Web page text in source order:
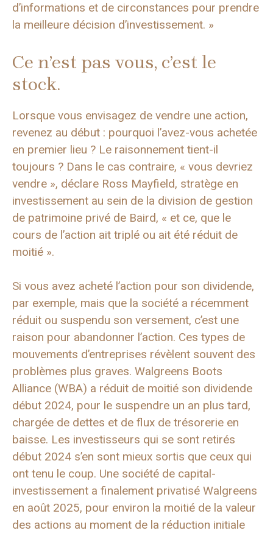
d’informations et de circonstances pour prendre
la meilleure décision d’investissement. »
Ce n’est pas vous, c’est le
stock.
Lorsque vous envisagez de vendre une action,
revenez au début : pourquoi l’avez-vous achetée
en premier lieu ? Le raisonnement tient-il
toujours ? Dans le cas contraire, « vous devriez
vendre », déclare Ross Mayfield, stratège en
investissement au sein de la division de gestion
de patrimoine privé de Baird, « et ce, que le
cours de l’action ait triplé ou ait été réduit de
moitié ».
Si vous avez acheté l’action pour son dividende,
par exemple, mais que la société a récemment
réduit ou suspendu son versement, c’est une
raison pour abandonner l’action. Ces types de
mouvements d’entreprises révèlent souvent des
problèmes plus graves. Walgreens Boots
Alliance (WBA) a réduit de moitié son dividende
début 2024, pour le suspendre un an plus tard,
chargée de dettes et de flux de trésorerie en
baisse. Les investisseurs qui se sont retirés
début 2024 s’en sont mieux sortis que ceux qui
ont tenu le coup. Une société de capital-
investissement a finalement privatisé Walgreens
en août 2025, pour environ la moitié de la valeur
des actions au moment de la réduction initiale